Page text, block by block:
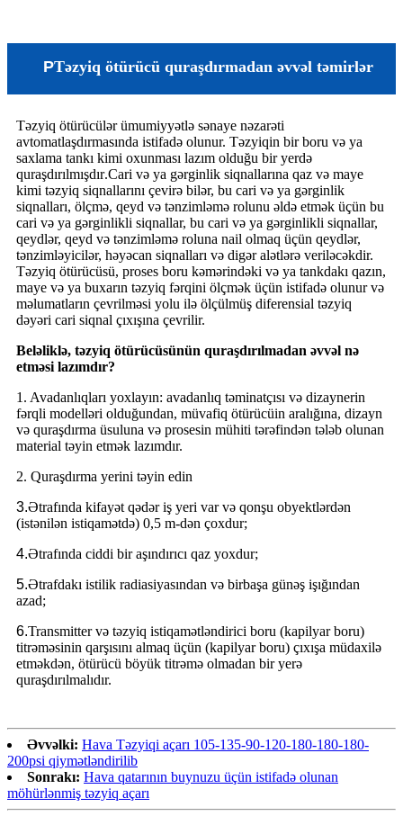
PTəzyiq ötürücü quraşdırmadan əvvəl təmirlər
Təzyiq ötürücülər ümumiyyətlə sənaye nəzarəti
avtomatlaşdırmasında istifadə olunur. Təzyiqin bir boru və ya
saxlama tankı kimi oxunması lazım olduğu bir yerdə
quraşdırılmışdır.Cari və ya gərginlik siqnallarına qaz və maye
kimi təzyiq siqnallarını çevirə bilər, bu cari və ya gərginlik
siqnalları, ölçmə, qeyd və tənzimləmə rolunu əldə etmək üçün bu
cari və ya gərginlikli siqnallar, bu cari və ya gərginlikli siqnallar,
qeydlər, qeyd və tənzimləmə roluna nail olmaq üçün qeydlər,
tənzimləyicilər, həyəcan siqnalları və digər alətlərə veriləcəkdir.
Təzyiq ötürücüsü, proses boru kəmərindəki və ya tankdakı qazın,
maye və ya buxarın təzyiq fərqini ölçmək üçün istifadə olunur və
məlumatların çevrilməsi yolu ilə ölçülmüş diferensial təzyiq
dəyəri cari siqnal çıxışına çevrilir.
Beləliklə, təzyiq ötürücüsünün quraşdırılmadan əvvəl nə
etməsi lazımdır?
1. Avadanlıqları yoxlayın: avadanlıq təminatçısı və dizaynerin
fərqli modelləri olduğundan, müvafiq ötürücüin aralığına, dizayn
və quraşdırma üsuluna və prosesin mühiti tərəfindən tələb olunan
material təyin etmək lazımdır.
2. Quraşdırma yerini təyin edin
3.Ətrafında kifayət qədər iş yeri var və qonşu obyektlərdən
(istənilən istiqamətdə) 0,5 m-dən çoxdur;
4.Ətrafında ciddi bir aşındırıcı qaz yoxdur;
5.Ətrafdakı istilik radiasiyasından və birbaşa günəş işığından
azad;
6.Transmitter və təzyiq istiqamətləndirici boru (kapilyar boru)
titrəməsinin qarşısını almaq üçün (kapilyar boru) çıxışa müdaxilə
etməkdən, ötürücü böyük titrəmə olmadan bir yerə
quraşdırılmalıdır.
Əvvəlki: Hava Təzyiqi açarı 105-135-90-120-180-180-180-
200psi qiymətləndirilib
Sonrakı: Hava qatarının buynuzu üçün istifadə olunan
möhürlənmiş təzyiq açarı